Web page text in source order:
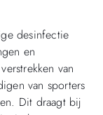
desinfectie
en
van
van sporters
Dit draagt bij